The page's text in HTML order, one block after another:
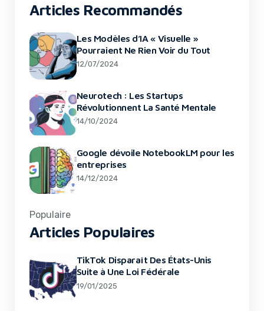
Articles Recommandés
Les Modèles d’IA « Visuelle »
Pourraient Ne Rien Voir du Tout
12/07/2024
Neurotech : Les Startups
Révolutionnent La Santé Mentale
14/10/2024
Google dévoile NotebookLM pour les
entreprises
14/12/2024
Populaire
Articles Populaires
TikTok Disparaît Des États-Unis
Suite à Une Loi Fédérale
19/01/2025